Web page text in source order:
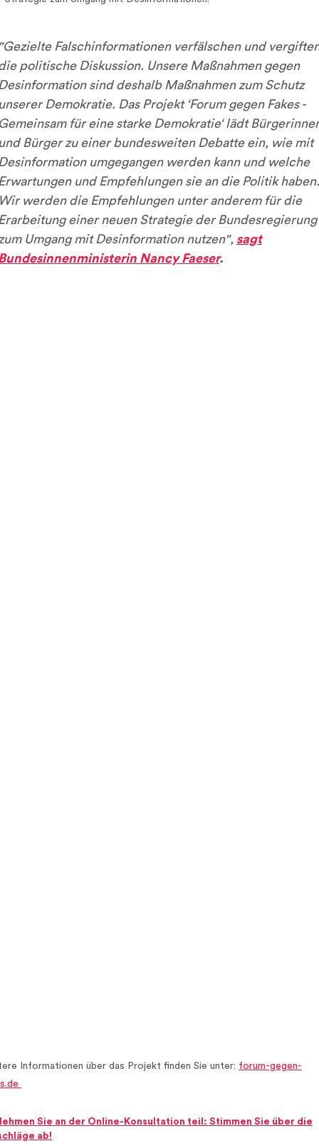
Falschinformationen verfälschen und
politische Diskussion. Unsere Maßnahmen gegen
sind deshalb Maßnahmen zum Schutz
Demokratie. Das Projekt ‘Forum gegen Fakes -
für eine starke Demokratie‘ lädt
Bürger zu einer bundesweiten Debatte ein, wie mit
umgegangen werden kann und welche
und Empfehlungen sie an die Politik haben.
werden die Empfehlungen unter anderem für die
einer neuen Strategie der Bundesregierung
Umgang mit Desinformation nutzen", sagt
Nancy Faeser.
Informationen über das Projekt finden Sie unter: forum-gegen-
Sie an der Online-Konsultation teil: Stimmen Sie über die
ab!